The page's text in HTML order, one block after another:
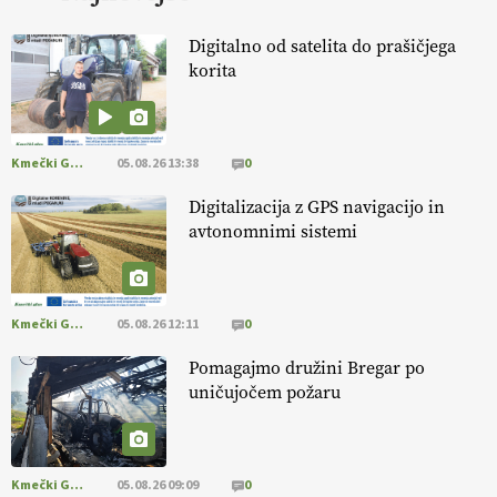
[EKOloško = LOGIČNO
aronije
v dobrem desetletju zrasla v uspešno kmetijsko in
podjetniško zgodbo.
#IMCAP #CAP https://t.co/xp1oihBDaJ
[EKOloško = LOGIČNO
v tujini
. Zato je ekološka pridelava odlična priložnost za slovenske
vinarje
. VEČ
https://t.co/XAe9EbeAbK @EUAgri #IMCAP #CAP
https://t.co/01qpoeLyNP
[EKOloško = LOGIČNO
so ključni za prihodnost
kmetijstva in uspešno prenovo kmetij
https://t.co/RRn8unbwXp @EUAgri #IMCAP #CAP
https://t.co/mnLHFv2VuP
Digitalno od satelita do prašičjega
korita
Kmečki Glas 05.08.26 13:38 0
Digitalizacija z GPS navigacijo in
avtonomnimi sistemi
Kmečki Glas 05.08.26 12:11 0
Pomagajmo družini Bregar po
uničujočem požaru
Kmečki Glas 05.08.26 09:09 0